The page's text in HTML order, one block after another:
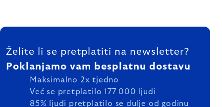
FOOTER
Želite li se pretplatiti na newsletter?
Poklanjamo vam besplatnu dostavu
Maksimalno 2x tjedno
Već se pretplatilo 177 000 ljudi
85% ljudi pretplatilo se dulje od godinu